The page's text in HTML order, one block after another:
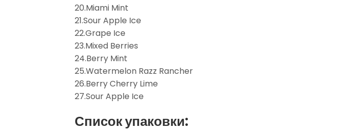
20.Miami Mint
21.Sour Apple Ice
22.Grape Ice
23.Mixed Berries
24.Berry Mint
25.Watermelon Razz Rancher
26.Berry Cherry Lime
27.Sour Apple Ice
Список упаковки: